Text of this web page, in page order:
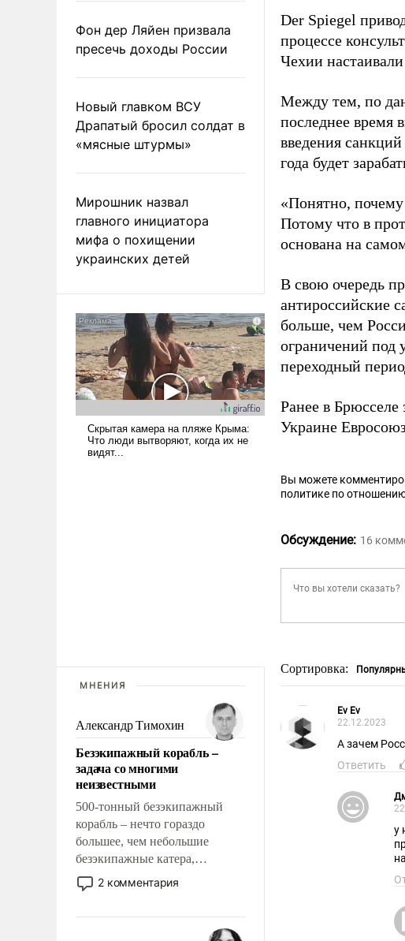
Фон дер Ляйен призвала
пресечь доходы России
Новый главком ВСУ
Драпатый бросил солдат в
«мясные штурмы»
Мирошник назвал
главного инициатора
мифа о похищении
украинских детей
МНЕНИЯ
Александр Тимохин
Безэкипажный корабль –
задача со многими
неизвестными
500-тонный безэкипажный
корабль – нечто гораздо
большее, чем небольшие
безэкипажные катера,
применение которых уже
стало обыденностью. Задача по
сложна и амбициозна. Однако
2 комментария
Der Spiegel
процессе
Чехии
Между тем, по
последнее время
введения
года будет
«Понятно,
Потому что в
основана на
В свою очередь
антироссийские
больше, чем
ограничений под
переходный
Ранее в Брюсселе
Украине
Вы можете
политике по
Обсуждение: 16
Сортировка:
Ev Ev
22.12.2023
А зачем
Ответить
у